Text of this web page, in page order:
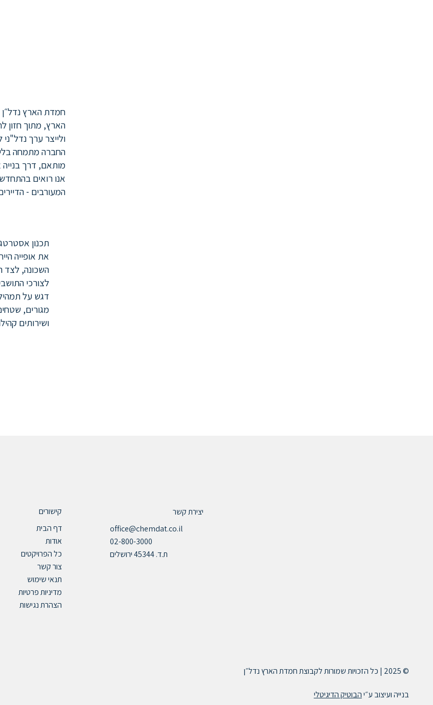
חמדת הארץ נדל״ן
הארץ, מתוך חזון
ולייצר ערך נדל"ני
החברה מתמחה
מותאם, דרך בנייה
אנו רואים
המעורבים -
תכנון
את אופייה
השכונה,
לצורכי
דגש על
מגורים,
ושירותים
יצירת קשר
office@chemdat.co.il
02-800-3000
ת.ד. 45344 ירושלים
קישורים
דף הבית
אודות
כל הפרויקטים
צור קשר
תנאי שימוש
מדיניות פרטיות
הצהרת נגישות
© 2025 | כל הזכויות שמורות לקבוצת חמדת הארץ נדל״ן
בנייה ועיצוב ע״יהבוטיק הדיגיטלי